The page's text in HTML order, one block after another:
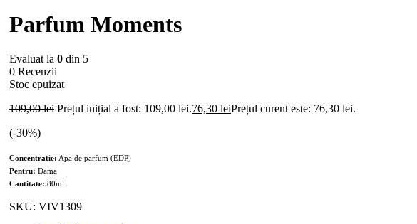
Parfum Moments
Evaluat la 0 din 5
0 Recenzii
Stoc epuizat
109,00lei Prețul inițial a fost: 109,00 lei.76,30 leiPrețul curent este: 76,30 lei.
(-30%)
Concentratie: Apa de parfum (EDP)
Pentru: Dama
Cantitate: 80ml
SKU: VIV1309